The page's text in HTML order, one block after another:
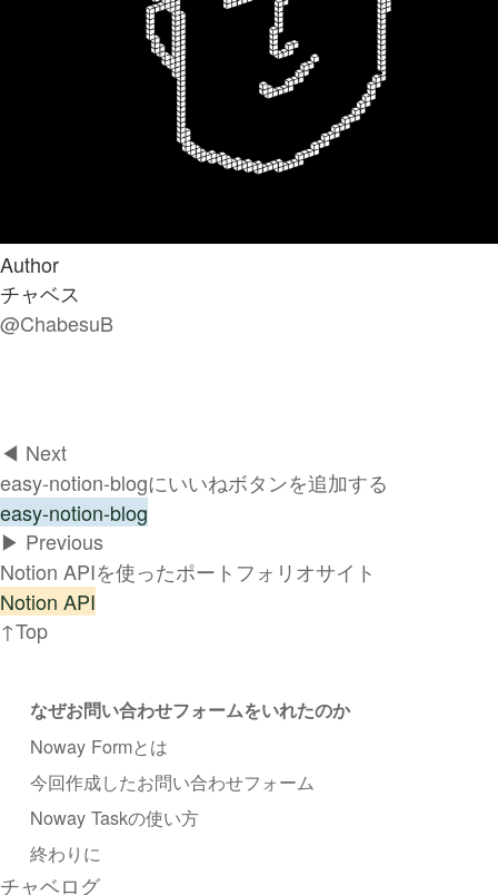
Author
チャベス
@ChabesuB
◀︎ Next
easy-notion-blogにいいねボタンを追加する
easy-notion-blog
▶︎ Previous
Notion APIを使ったポートフォリオサイト
Notion API
↑Top
なぜお問い合わせフォームをいれたのか
Noway Formとは
今回作成したお問い合わせフォーム
Noway Taskの使い方
終わりに
チャベログ